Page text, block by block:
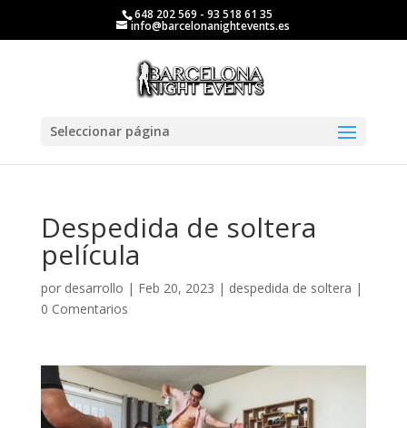
648 202 569 - 93 518 61 35
info@barcelonanightevents.es
Seleccionar página
Despedida de soltera
película
por desarrollo | Feb 20, 2023 | despedida de soltera |
0 Comentarios